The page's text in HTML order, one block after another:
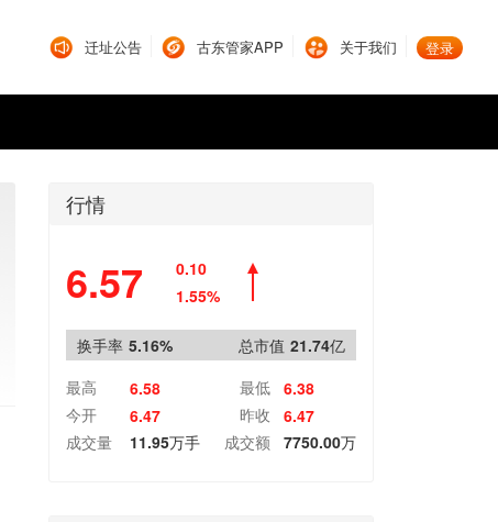
迁址公告 古东管家APP 关于我们 登录
行情
6.57
0.10
1.55%
换手率 5.16% 总市值 21.74亿
最高
6.58
今开
6.47
成交量
11.95万手
最低 6.38
昨收
6.47
成交额 7750.00万